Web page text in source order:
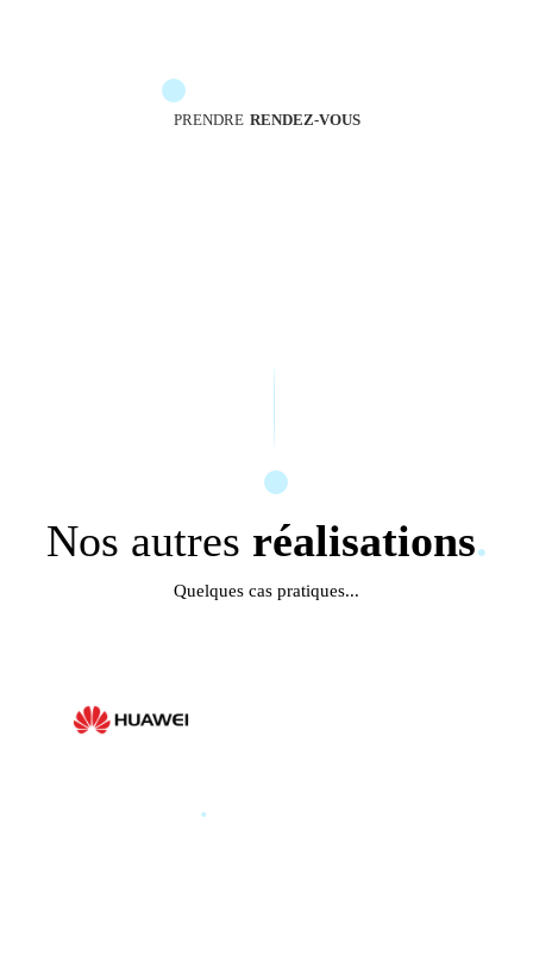
PRENDRE RENDEZ-VOUS
Nos autres réalisations.
Quelques cas pratiques...
.